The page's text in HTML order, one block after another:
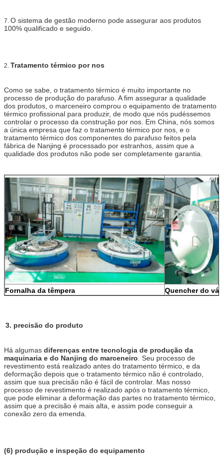
7. O sistema de gestão moderno pode assegurar aos produtos
100% qualificado e seguido.
2. Tratamento térmico por nos
Como se sabe, o tratamento térmico é muito importante no
processo de produção do parafuso. A fim assegurar a qualidade
dos produtos, o marceneiro comprou o equipamento de tratamento
térmico profissional para produzir, de modo que nós pudéssemos
controlar o processo da construção por nos. Em China, nós somos
a única empresa que faz o tratamento térmico por nos, e o
tratamento térmico dos componentes do parafuso feitos pela
fábrica de Nanjing é processado por estranhos, assim que a
qualidade dos produtos não pode ser completamente garantia.
Fornalha da têmpera Quencher do
3. precisão do produto
Há algumas diferenças entre tecnologia de produção da
maquinaria e do Nanjing do marceneiro . Seu processo de
revestimento está realizado antes do tratamento térmico, e da
deformação depois que o tratamento térmico não é controlado,
assim que sua precisão não é fácil de controlar. Mas nosso
processo de revestimento é realizado após o tratamento térmico,
que pode eliminar a deformação das partes no tratamento térmico,
assim que a precisão é mais alta, e assim pode conseguir a
conexão zero da emenda.
(6) produção e inspeção do equipamento